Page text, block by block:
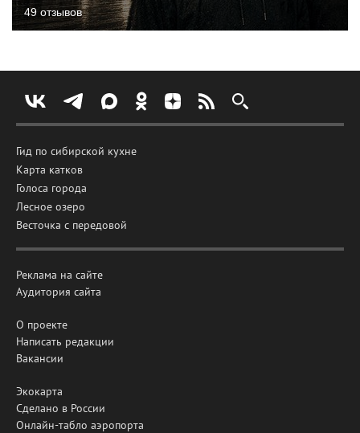
49 отзывов
Гид по сибирской кухне
Карта катков
Голоса города
Лесное озеро
Весточка с передовой
Реклама на сайте
Аудитория сайта
О проекте
Написать редакции
Вакансии
Экокарта
Сделано в России
Онлайн-табло аэропорта